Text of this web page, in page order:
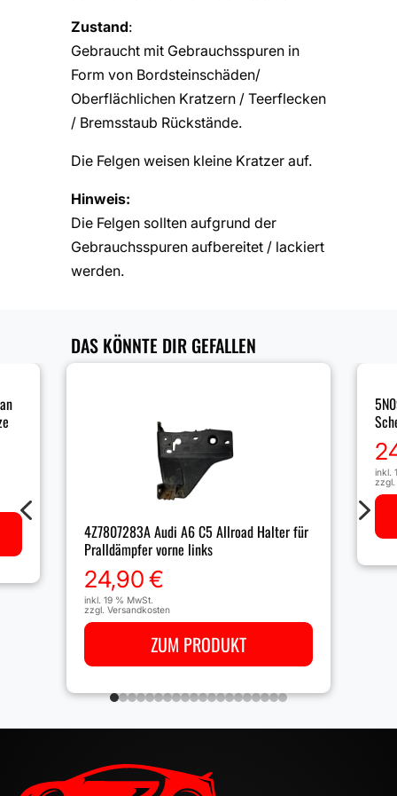
Zustand:
Gebraucht mit Gebrauchsspuren in
Form von Bordsteinschäden/
Oberflächlichen Kratzern / Teerflecken
/ Bremsstaub Rückstände.
Die Felgen weisen kleine Kratzer auf.
Hinweis:
Die Felgen sollten aufgrund der
Gebrauchsspuren aufbereitet / lackiert
werden.
DAS KÖNNTE DIR GEFALLEN
4Z7807283A Audi A6 C5 Allroad Halter für
Pralldämpfer vorne links
24,90€
inkl. 19 % MwSt.
zzgl. Versandkosten
ZUM PRODUKT
inkl.
zzgl.
4 5